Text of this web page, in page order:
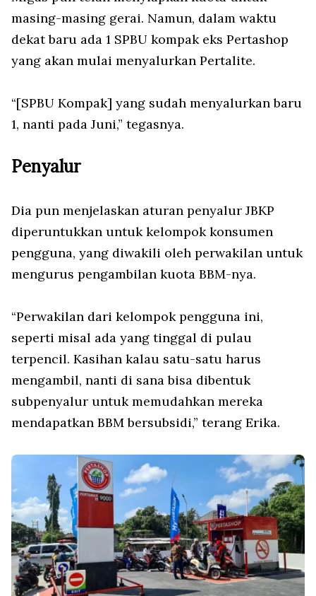
masing-masing gerai. Namun, dalam waktu
dekat baru ada 1 SPBU kompak eks Pertashop
yang akan mulai menyalurkan Pertalite.
“[SPBU Kompak] yang sudah menyalurkan baru
1, nanti pada Juni,” tegasnya.
Penyalur
Dia pun menjelaskan aturan penyalur JBKP
diperuntukkan untuk kelompok konsumen
pengguna, yang diwakili oleh perwakilan untuk
mengurus pengambilan kuota BBM-nya.
“Perwakilan dari kelompok pengguna ini,
seperti misal ada yang tinggal di pulau
terpencil. Kasihan kalau satu-satu harus
mengambil, nanti di sana bisa dibentuk
subpenyalur untuk memudahkan mereka
mendapatkan BBM bersubsidi,” terang Erika.